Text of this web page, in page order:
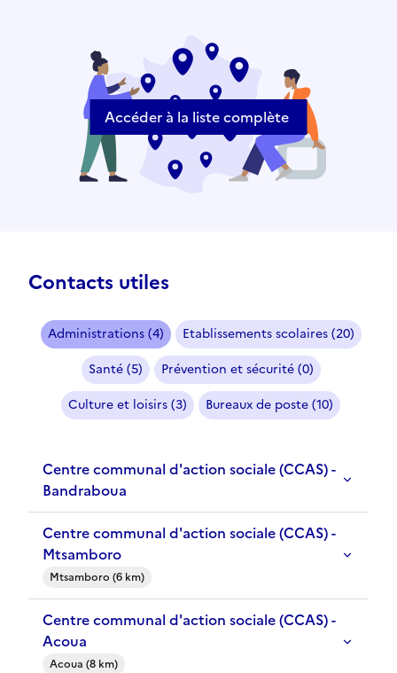
Accéder à la liste complète
Contacts utiles
Administrations (4)
Etablissements scolaires (20)
Santé (5)
Prévention et sécurité (0)
Culture et loisirs (3)
Bureaux de poste (10)
Centre communal d'action sociale (CCAS) -
Bandraboua
Centre communal d'action sociale (CCAS) -
Mtsamboro
Mtsamboro (6 km)
Centre communal d'action sociale (CCAS) -
Acoua
Acoua (8 km)